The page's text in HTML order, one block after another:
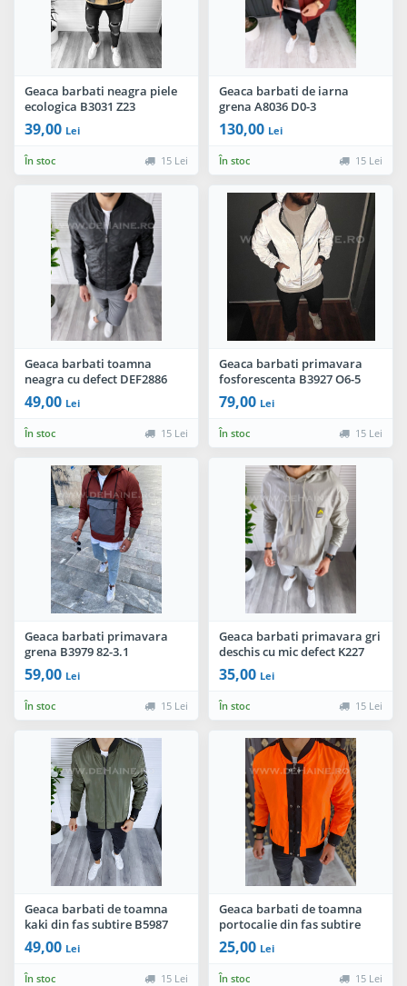
Geaca barbati neagra piele
ecologica B3031 Z23
39,00 Lei
În stoc 15 Lei
Geaca barbati de iarna
grena A8036 D0-3
130,00 Lei
În stoc 15 Lei
Geaca barbati toamna
neagra cu defect DEF2886
D0-1
49,00 Lei
În stoc 15 Lei
Geaca barbati primavara
fosforescenta B3927 O6-5
79,00 Lei
În stoc 15 Lei
Geaca barbati primavara
grena B3979 82-3.1
59,00 Lei
În stoc 15 Lei
Geaca barbati primavara gri
deschis cu mic defect K227
O3-4.2
35,00 Lei
În stoc 15 Lei
Geaca barbati de toamna
kaki din fas subtire B5987
O3-2.2
49,00 Lei
În stoc 15 Lei
Geaca barbati de toamna
portocalie din fas subtire
B5982 18-2.2
25,00 Lei
În stoc 15 Lei